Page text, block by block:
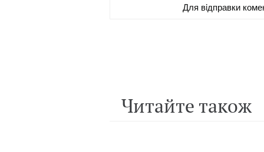
Для вiдправки
Читайте також